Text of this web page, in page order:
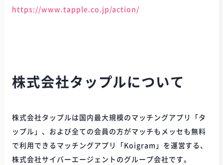
https://www.tapple.co.jp/action/
株式会社タップルについて
株式会社タップルは国内最大規模のマッチングアプリ「タ
ップル」、および全ての会員の方がマッチもメッセも無料
で利用できるマッチングアプリ「Koigram」を運営する、
株式会社サイバーエージェントのグループ会社です。